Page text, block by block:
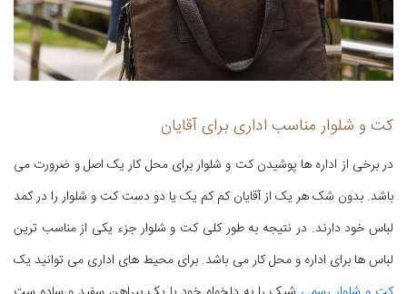
کت و شلوار مناسب اداری برای آقایان
در برخی از اداره ها پوشیدن کت و شلوار برای محل کار یک اصل و ضرورت می
باشد. بدون شک هر یک از آقایان کم کم یک یا دو دست کت و شلوار را در کمد
لباس خود دارند. در نتیجه به طور کلی کت و شلوار جزء یکی از مناسب ترین
لباس ها برای اداره و محل کار می باشد. برای محیط های اداری می توانید یک